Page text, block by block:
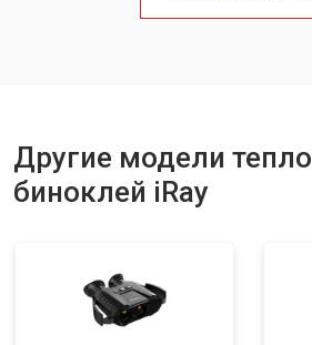
Другие модели
биноклей iRay